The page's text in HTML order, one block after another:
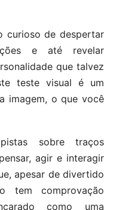
curioso de despertar
e até revelar
que talvez
teste visual é um
imagem, o que você
sobre traços
agir e interagir
apesar de divertido
tem comprovação
como uma